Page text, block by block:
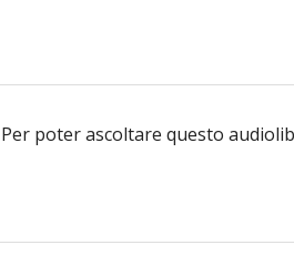
Per poter ascoltare questo